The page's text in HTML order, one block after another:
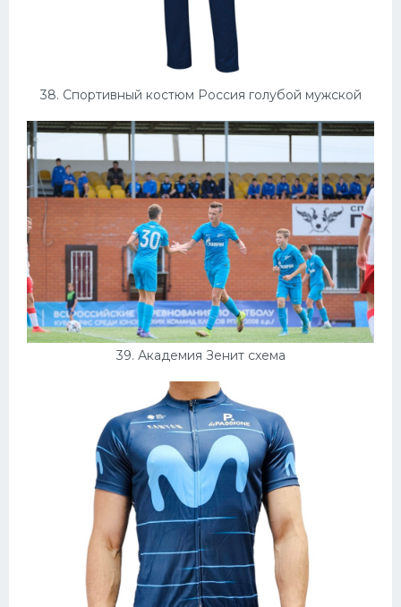
38. Спортивный костюм Россия голубой мужской
39. Академия Зенит схема